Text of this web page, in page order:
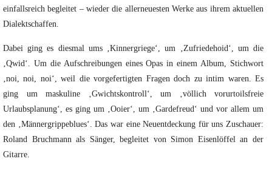
einfallsreich begleitet – wieder die allerneuesten Werke aus ihrem aktuellen
Dialektschaffen.
Dabei ging es diesmal ums ‚Kinnergriege‘, um ‚Zufriedehoid‘, um die
‚Qwid‘. Um die Aufschreibungen eines Opas in einem Album, Stichwort
‚noi, noi, noi‘, weil die vorgefertigten Fragen doch zu intim waren. Es
ging um maskuline ‚Gwichtskontroll‘, um ‚völlich vorurtoilsfreie
Urlaubsplanung‘, es ging um ‚Ooier‘, um ‚Gardefreud‘ und vor allem um
den ‚Männergrippeblues‘. Das war eine Neuentdeckung für uns Zuschauer:
Roland Bruchmann als Sänger, begleitet von Simon Eisenlöffel an der
Gitarre.